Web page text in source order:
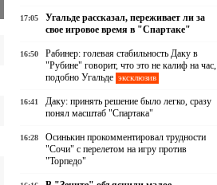
17:05
Угальде рассказал, переживает ли за
свое игровое время в "Спартаке"
16:50
Рабинер: голевая стабильность Даку в
"Рубине" говорит, что это не калиф на час,
подобно Угальде эксклюзив
16:41
Даку: принять решение было легко, сразу
понял масштаб "Спартака"
16:28
Осинькин прокомментировал трудности
"Сочи" с перелетом на игру против
"Торпедо"